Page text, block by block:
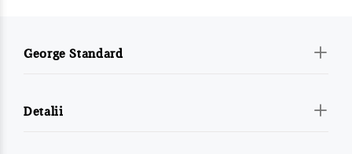
George Standard
Detalii